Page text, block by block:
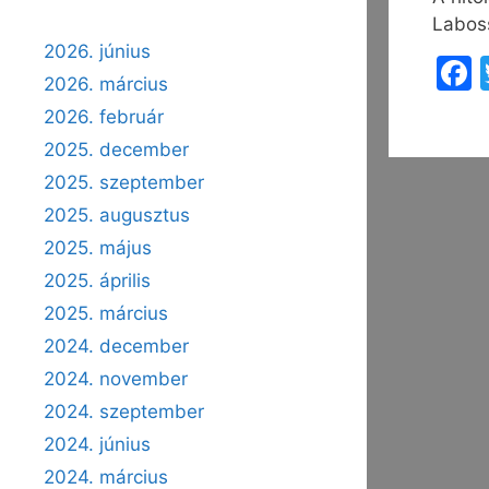
2026. június
2026. március
2026. február
2025. december
2025. szeptember
2025. augusztus
2025. május
2025. április
2025. március
2024. december
2024. november
2024. szeptember
2024. június
2024. március